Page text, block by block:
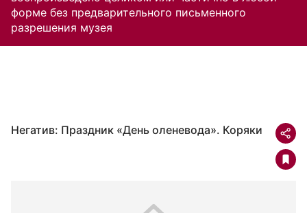
форме без предварительного письменного
разрешения музея
Негатив: Праздник «День оленевода». Коряки